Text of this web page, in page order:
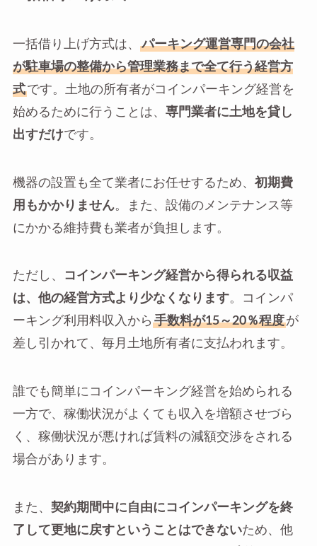
一括借り上げ方式は、
パーキング運営専門の会社
が駐車場の整備から管理業務まで全て行う経営方
式です。土地の所有者がコインパーキング経営を
始めるために行うことは、 専門業者に土地を貸し
出すだけです。
機器の設置も全て業者にお任せするため、 初期費
用もかかりません。また、設備のメンテナンス等
にかかる維持費も業者が負担します。
ただし、
コインパーキング経営から得られる収益
は、他の経営方式より少なくなります。コインパ
ーキング利用料収入から 手数料が15～20％程度が
差し引かれて、毎月土地所有者に支払われます。
誰でも簡単にコインパーキング経営を始められる
一方で、稼働状況がよくても収入を増額させづら
く、稼働状況が悪ければ賃料の減額交渉をされる
場合があります。
また、 契約期間中に自由にコインパーキングを終
了して更地に戻すということはできないため、他